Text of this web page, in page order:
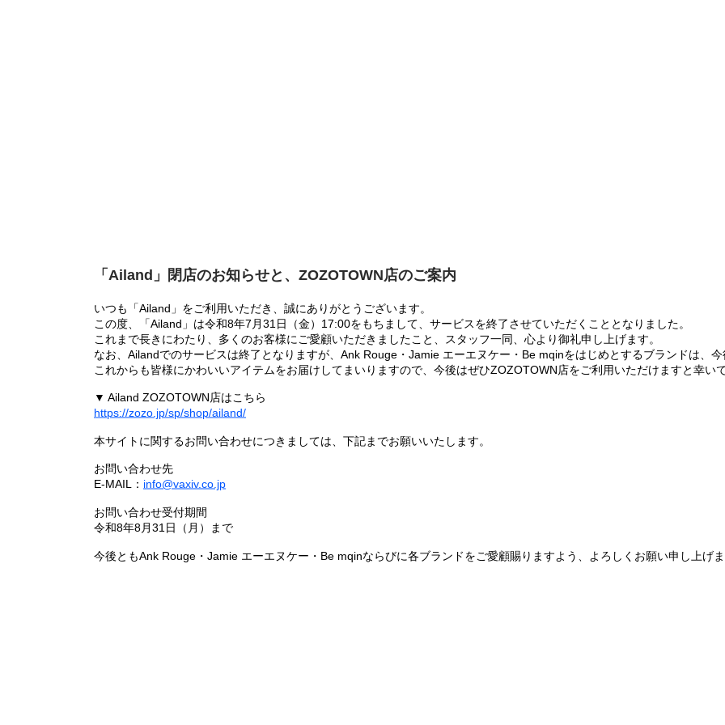
「Ailand」閉店のお知らせと、ZOZOTOWN店のご案内
いつも「Ailand」をご利用いただき、誠にありがとうございます。
この度、「Ailand」は令和8年7月31日（金）17:00をもちまして、サービスを終了させていただくこととなりました。
これまで長きにわたり、多くのお客様にご愛顧いただきましたこと、スタッフ一同、心より御礼申し上げます。
なお、Ailandでのサービスは終了となりますが、Ank Rouge・Jamie エーエヌケー・Be mqinをはじめとするブランドは、
これからも皆様にかわいいアイテムをお届けしてまいりますので、今後はぜひZOZOTOWN店をご利用いただけますと幸いで
▼ Ailand ZOZOTOWN店はこちら
https://zozo.jp/sp/shop/ailand/
本サイトに関するお問い合わせにつきましては、下記までお願いいたします。
お問い合わせ先
E-MAIL： info@vaxiv.co.jp
お問い合わせ受付期間
令和8年8月31日（月）まで
今後ともAnk Rouge・Jamie エーエヌケー・Be mqinならびに各ブランドをご愛顧賜りますよう、よろしくお願い申し上げま